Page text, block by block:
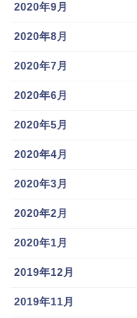
2020年9月
2020年8月
2020年7月
2020年6月
2020年5月
2020年4月
2020年3月
2020年2月
2020年1月
2019年12月
2019年11月